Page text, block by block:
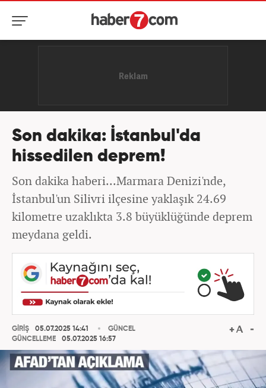
Son dakika: İstanbul'da
hissedilen deprem!
Son dakika haberi...Marmara Denizi'nde,
İstanbul'un Silivri ilçesine yaklaşık 24.69
kilometre uzaklıkta 3.8 büyüklüğünde deprem
meydana geldi.
GİRİŞ
05.07.2025 14:41
GÜNCELLEME
05.07.2025 16:57
GÜNCEL